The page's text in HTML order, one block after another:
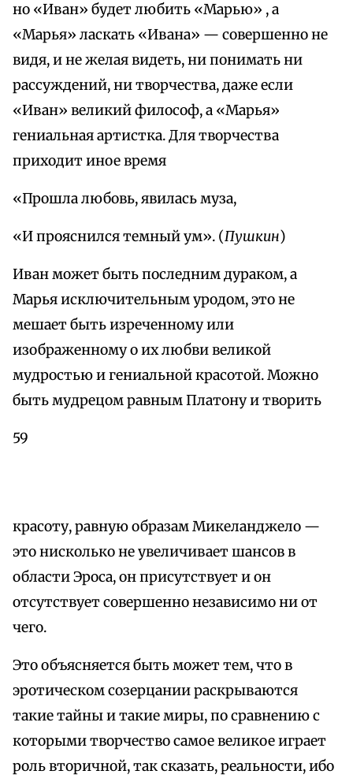
но «Иван» будет любить «Марью» , а
«Марья» ласкать «Ивана» — совершенно не
видя, и не желая видеть, ни понимать ни
рассуждений, ни творчества, даже если
«Иван» великий философ, а «Марья»
гениальная артистка. Для творчества
приходит иное время
«Прошла любовь, явилась муза,
«И прояснился темный ум». (Пушкин)
Иван может быть последним дураком, а
Марья исключительным уродом, это не
мешает быть изреченному или
изображенному о их любви великой
мудростью и гениальной красотой. Можно
быть мудрецом равным Платону и творить
59
красоту, равную образам Микеланджело —
это нисколько не увеличивает шансов в
области Эроса, он присутствует и он
отсутствует совершенно независимо ни от
чего.
Это объясняется быть может тем, что в
эротическом созерцании раскрываются
такие тайны и такие миры, по сравнению с
которыми творчество самое великое играет
роль вторичной, так сказать, реальности, ибо